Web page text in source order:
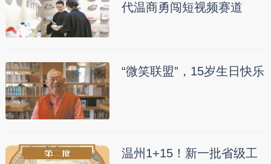
代温商勇闯短视频赛道
“微笑联盟”，15岁生日快乐
温州1+15！新一批省级工